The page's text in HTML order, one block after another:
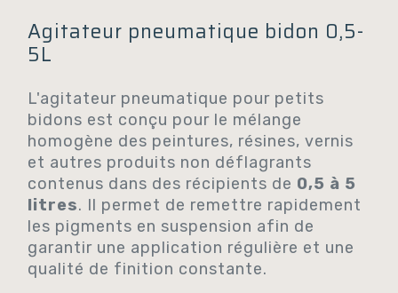
Agitateur pneumatique bidon 0,5-
5L
L'agitateur pneumatique pour petits
bidons est conçu pour le mélange
homogène des peintures, résines, vernis
et autres produits non déflagrants
contenus dans des récipients de 0,5 à 5
litres. Il permet de remettre rapidement
les pigments en suspension afin de
garantir une application régulière et une
qualité de finition constante.